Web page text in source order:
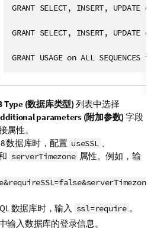
GRANT SELECT, INSERT, UPDATE on
GRANT SELECT, INSERT, UPDATE on
GRANT USAGE on ALL SEQUENCES in
Type (数据库类型) 列表中选择
parameters (附加参数) 字段
属性。
数据库时，配置 useSSL 、
serverTimezone 属性。例如，输
数据库时，输入 ssl=require 。
输入数据库的登录信息。